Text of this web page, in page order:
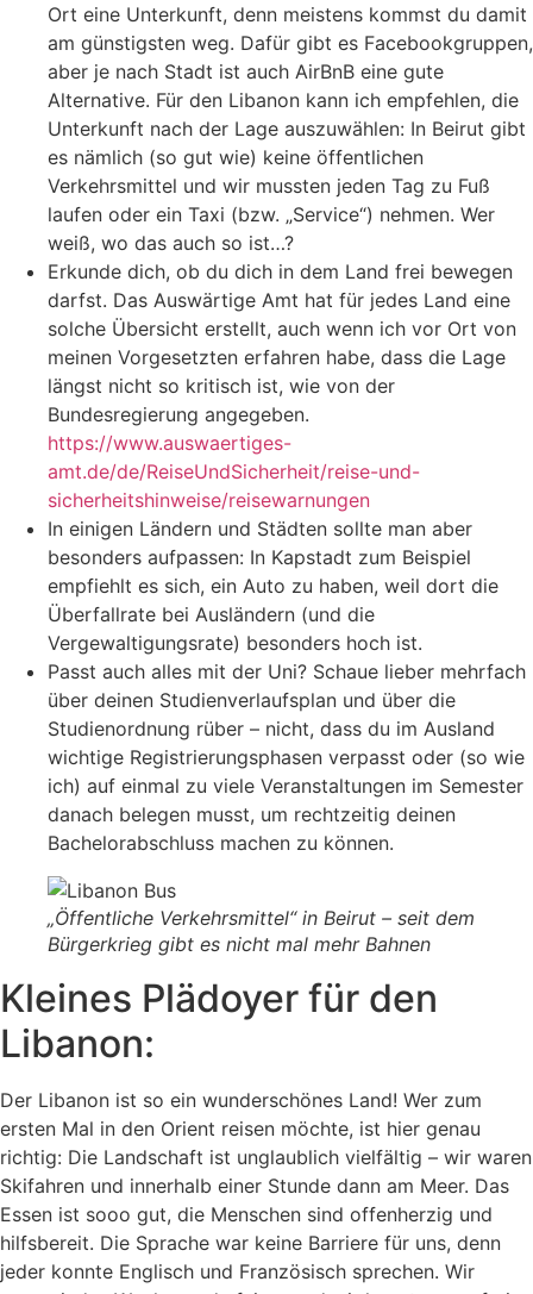
Ort eine Unterkunft, denn meistens kommst du damit
am günstigsten weg. Dafür gibt es Facebookgruppen,
aber je nach Stadt ist auch AirBnB eine gute
Alternative. Für den Libanon kann ich empfehlen, die
Unterkunft nach der Lage auszuwählen: In Beirut gibt
es nämlich (so gut wie) keine öffentlichen
Verkehrsmittel und wir mussten jeden Tag zu Fuß
laufen oder ein Taxi (bzw. „Service“) nehmen. Wer
weiß, wo das auch so ist…?
Erkunde dich, ob du dich in dem Land frei bewegen
darfst. Das Auswärtige Amt hat für jedes Land eine
solche Übersicht erstellt, auch wenn ich vor Ort von
meinen Vorgesetzten erfahren habe, dass die Lage
längst nicht so kritisch ist, wie von der
Bundesregierung angegeben.
https://www.auswaertiges-
amt.de/de/ReiseUndSicherheit/reise-und-
sicherheitshinweise/reisewarnungen
In einigen Ländern und Städten sollte man aber
besonders aufpassen: In Kapstadt zum Beispiel
empfiehlt es sich, ein Auto zu haben, weil dort die
Überfallrate bei Ausländern (und die
Vergewaltigungsrate) besonders hoch ist.
Passt auch alles mit der Uni? Schaue lieber mehrfach
über deinen Studienverlaufsplan und über die
Studienordnung rüber – nicht, dass du im Ausland
wichtige Registrierungsphasen verpasst oder (so wie
ich) auf einmal zu viele Veranstaltungen im Semester
danach belegen musst, um rechtzeitig deinen
Bachelorabschluss machen zu können.
„Öffentliche Verkehrsmittel“ in Beirut – seit dem
Bürgerkrieg gibt es nicht mal mehr Bahnen
Kleines Plädoyer für den
Libanon:
Der Libanon ist so ein wunderschönes Land! Wer zum
ersten Mal in den Orient reisen möchte, ist hier genau
richtig: Die Landschaft ist unglaublich vielfältig – wir waren
Skifahren und innerhalb einer Stunde dann am Meer. Das
Essen ist sooo gut, die Menschen sind offenherzig und
hilfsbereit. Die Sprache war keine Barriere für uns, denn
jeder konnte Englisch und Französisch sprechen. Wir